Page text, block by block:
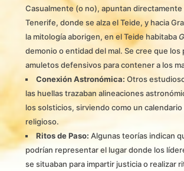
Casualmente (o no), apuntan directamente
Tenerife, donde se alza el Teide, y hacia
la mitología aborigen, en el Teide habitaba
demonio o entidad del mal. Se cree que
amuletos defensivos para contener a los
Conexión Astronómica: Otros
las huellas trazaban alineaciones
los solsticios, sirviendo como un calendario
religioso.
Ritos de Paso: Algunas teorías indican
podrían representar el lugar donde los
se situaban para impartir justicia o realizar